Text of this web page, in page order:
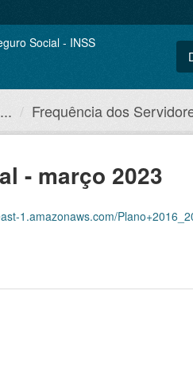
Frequência dos
- março 2023